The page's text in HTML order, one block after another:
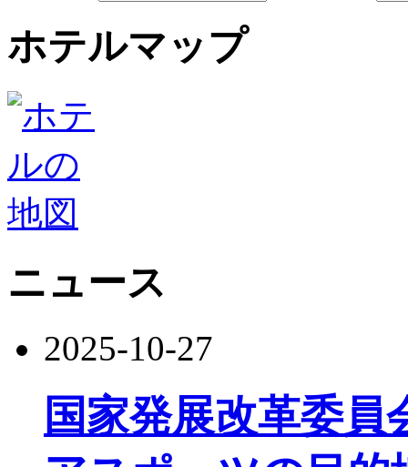
ホテルマップ
ニュース
2025-10-27
国家発展改革委